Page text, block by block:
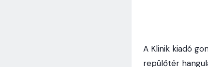
A Klinik kiadó
repülőtér